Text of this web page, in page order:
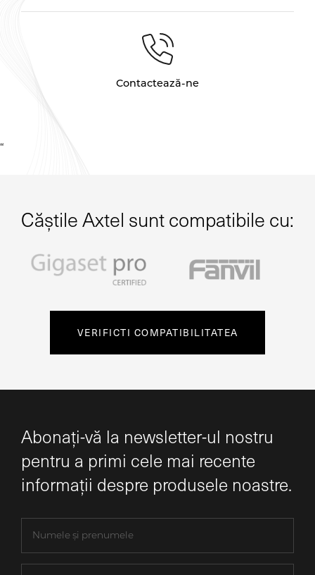
Contactează-ne
“
Căștile Axtel sunt compatibile cu:
VERIFICTI COMPATIBILITATEA
Abonați-vă la newsletter-ul nostru
pentru a primi cele mai recente
informații despre produsele noastre.